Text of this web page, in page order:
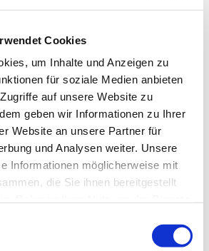
Cookies
um Inhalte und Anzeigen zu
für soziale Medien anbieten
auf unsere Website zu
geben wir Informationen zu Ihrer
Website an unsere Partner für
und Analysen weiter. Unsere
Informationen möglicherweise mit
die Sie ihnen bereitgestellt
leben, arbeiten und
Rahmen tun können.
Gobain stellt dafür entsprechende
multifunktionale
zur Verfügung. „Es entspricht
keine
wenn es um den
und Eigentum geht“, so
Baier: „Dazu bekennen wir
und vertreten diese